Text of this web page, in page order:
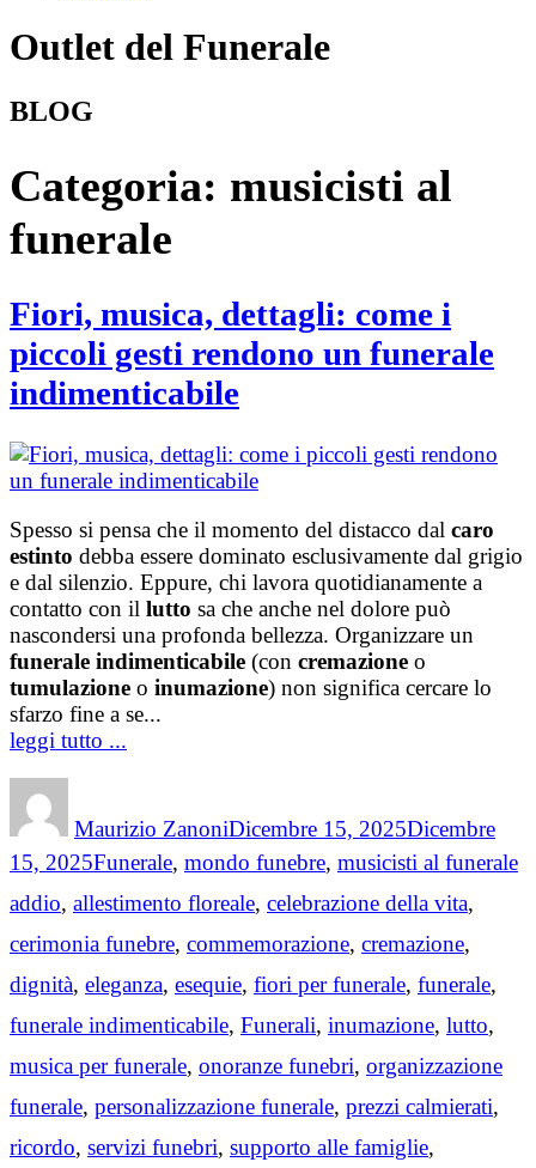
Outlet del Funerale
BLOG
Categoria: musicisti al
funerale
Fiori, musica, dettagli: come i
piccoli gesti rendono un funerale
indimenticabile
Spesso si pensa che il momento del distacco dal caro
estinto debba essere dominato esclusivamente dal grigio
e dal silenzio. Eppure, chi lavora quotidianamente a
contatto con il lutto sa che anche nel dolore può
nascondersi una profonda bellezza. Organizzare un
funerale indimenticabile (con cremazione o
tumulazione o inumazione) non significa cercare lo
sfarzo fine a se...
leggi tutto ...
Maurizio Zanoni
on
Dicembre 15, 2025Dicembre
15, 2025Categories
Funerale, mondo funebre, musicisti al funerale
addio, allestimento floreale, celebrazione della vita,
cerimonia funebre, commemorazione, cremazione,
dignità, eleganza, esequie, fiori per funerale, funerale,
funerale indimenticabile, Funerali, inumazione, lutto,
musica per funerale, onoranze funebri, organizzazione
funerale, personalizzazione funerale, prezzi calmierati,
ricordo, servizi funebri, supporto alle famiglie,